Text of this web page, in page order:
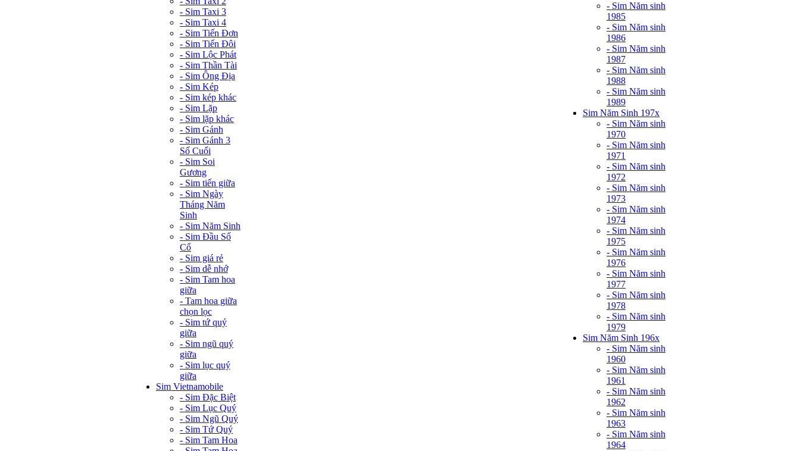
- Sim Taxi 3
- Sim Taxi 4
- Sim Tiến Đơn
- Sim Tiến Đôi
- Sim Lộc Phát
- Sim Thần Tài
- Sim Ông Địa
- Sim Kép
- Sim kép khác
- Sim Lặp
- Sim lặp khác
- Sim Gánh
- Sim Gánh 3
Số Cuối
- Sim Soi
Gương
- Sim tiến giữa
- Sim Ngày
Tháng Năm
Sinh
- Sim Năm Sinh
- Sim Đầu Số
Cổ
- Sim giá rẻ
- Sim dễ nhớ
- Sim Tam hoa
giữa
- Tam hoa giữa
chọn lọc
- Sim tứ quý
giữa
- Sim ngũ quý
giữa
- Sim lục quý
giữa
Sim Vietnamobile
- Sim Đặc Biệt
- Sim Lục Quý
- Sim Ngũ Quý
- Sim Tứ Quý
- Sim Tam Hoa
- Sim Năm sinh
1985
- Sim Năm sinh
1986
- Sim Năm sinh
1987
- Sim Năm sinh
1988
- Sim Năm sinh
1989
Sim Năm Sinh 197x
- Sim Năm sinh
1970
- Sim Năm sinh
1971
- Sim Năm sinh
1972
- Sim Năm sinh
1973
- Sim Năm sinh
1974
- Sim Năm sinh
1975
- Sim Năm sinh
1976
- Sim Năm sinh
1977
- Sim Năm sinh
1978
- Sim Năm sinh
1979
Sim Năm Sinh 196x
- Sim Năm sinh
1960
- Sim Năm sinh
1961
- Sim Năm sinh
1962
- Sim Năm sinh
1963
- Sim Năm sinh
1964